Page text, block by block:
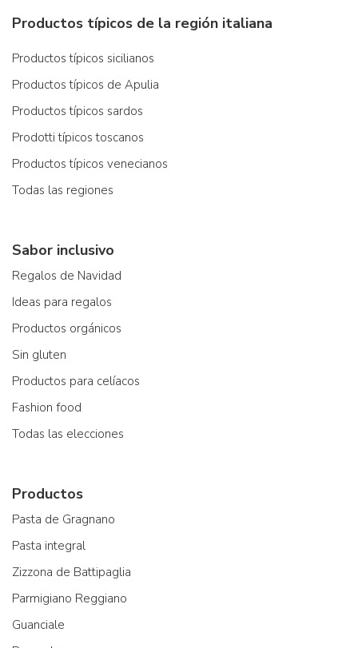
Productos típicos de la región italiana
Productos típicos sicilianos
Productos típicos de Apulia
Productos típicos sardos
Prodotti típicos toscanos
Productos típicos venecianos
Todas las regiones
Sabor inclusivo
Regalos de Navidad
Ideas para regalos
Productos orgánicos
Sin gluten
Productos para celíacos
Fashion food
Todas las elecciones
Productos
Pasta de Gragnano
Pasta integral
Zizzona de Battipaglia
Parmigiano Reggiano
Guanciale